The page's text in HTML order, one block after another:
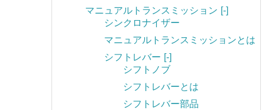
マニュアルトランスミッション [-]
シンクロナイザー
マニュアルトランスミッションとは
シフトレバー [-]
シフトノブ
シフトレバーとは
シフトレバー部品